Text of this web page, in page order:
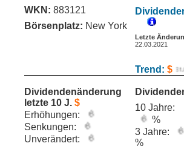
WKN: 883121
Börsenplatz: New York
Letzte
22.03.2021
Trend: $
Dividendenänderung
letzte 10 J. $
Erhöhungen:
Senkungen:
Unverändert:
10 Jahre:
%
3 Jahre:
%